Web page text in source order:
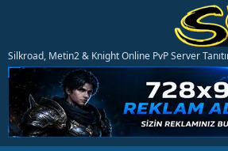
Silkroad, Metin2 & Knight Online PvP Server